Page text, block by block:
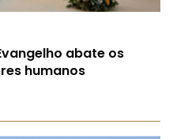
abate os
humanos